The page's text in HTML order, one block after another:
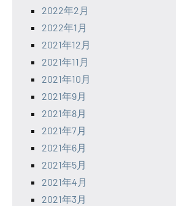
2022年2月
2022年1月
2021年12月
2021年11月
2021年10月
2021年9月
2021年8月
2021年7月
2021年6月
2021年5月
2021年4月
2021年3月